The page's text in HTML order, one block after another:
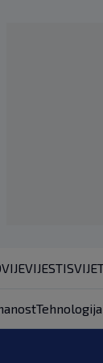
VIJESTI
Tehnologija